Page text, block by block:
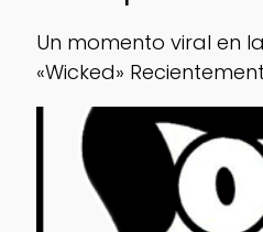
Un momento viral en
«Wicked»